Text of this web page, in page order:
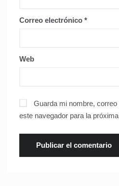
Correo electrónico *
Web
Guarda mi nombre,
este navegador para la